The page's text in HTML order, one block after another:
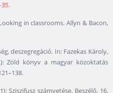
in classrooms. Allyn & Bacon,
deszegregáció. In: Fazekas Károly,
Zöld könyv a magyar közoktatás
Sziszifusz számvetése. Beszélő, 16.